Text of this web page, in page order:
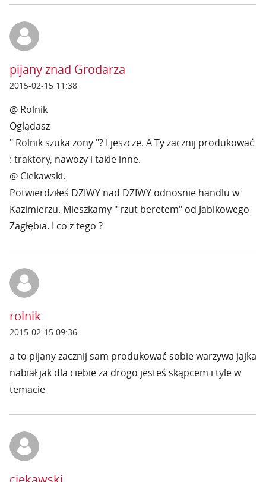
pijany znad Grodarza
2015-02-15 11:38
@ Rolnik
Oglądasz
" Rolnik szuka żony "? I jeszcze. A Ty zacznij produkować
: traktory, nawozy i takie inne.
@ Ciekawski.
Potwierdziłeś DZIWY nad DZIWY odnosnie handlu w
Kazimierzu. Mieszkamy " rzut beretem" od Jablkowego
Zagłębia. I co z tego ?
rolnik
2015-02-15 09:36
a to pijany zacznij sam produkować sobie warzywa jajka
nabiał jak dla ciebie za drogo jesteś skąpcem i tyle w
temacie